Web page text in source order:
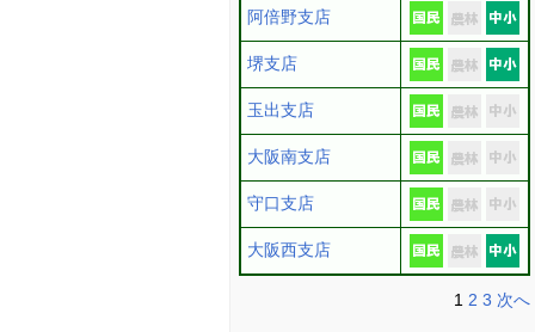
阿倍野支店
堺支店
玉出支店
大阪南支店
守口支店
大阪西支店
1 2 3 次へ